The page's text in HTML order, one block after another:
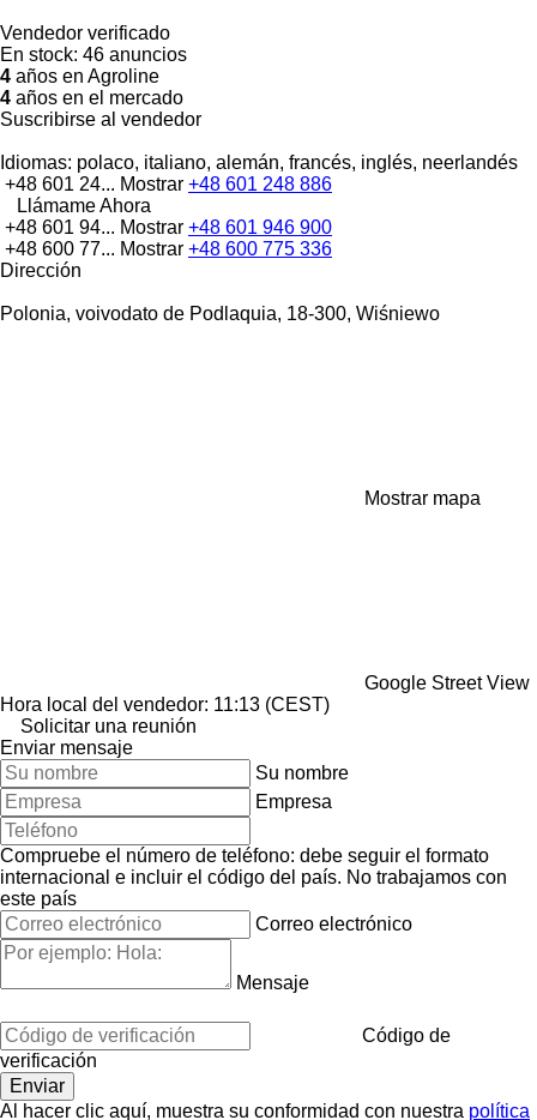
Vendedor verificado
En stock: 46 anuncios
4 años en Agroline
4 años en el mercado
Suscribirse al vendedor
Idiomas: polaco, italiano, alemán, francés, inglés, neerlandés
+48 601 24... Mostrar +48 601 248 886
Llámame Ahora
+48 601 94... Mostrar +48 601 946 900
+48 600 77... Mostrar +48 600 775 336
Dirección
Polonia, voivodato de Podlaquia, 18-300, Wiśniewo
Mostrar mapa
Google Street View
Hora local del vendedor: 11:13 (CEST)
Solicitar una reunión
Enviar mensaje
Su nombre
Empresa
Compruebe el número de teléfono: debe seguir el formato
internacional e incluir el código del país. No trabajamos con
este país
Correo electrónico
Mensaje
Código de
verificación
Al hacer clic aquí, muestra su conformidad con nuestra política